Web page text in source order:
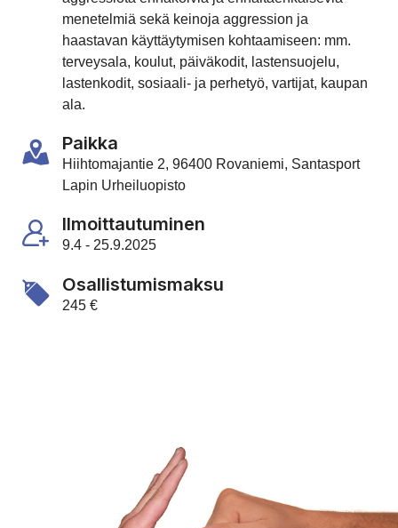
menetelmiä sekä keinoja aggression ja
haastavan käyttäytymisen kohtaamiseen: mm.
terveysala, koulut, päiväkodit, lastensuojelu,
lastenkodit, sosiaali- ja perhetyö, vartijat, kaupan
ala.
Paikka
Hiihtomajantie 2, 96400 Rovaniemi, Santasport
Lapin Urheiluopisto
Ilmoittautuminen
9.4 - 25.9.2025
Osallistumismaksu
245 €